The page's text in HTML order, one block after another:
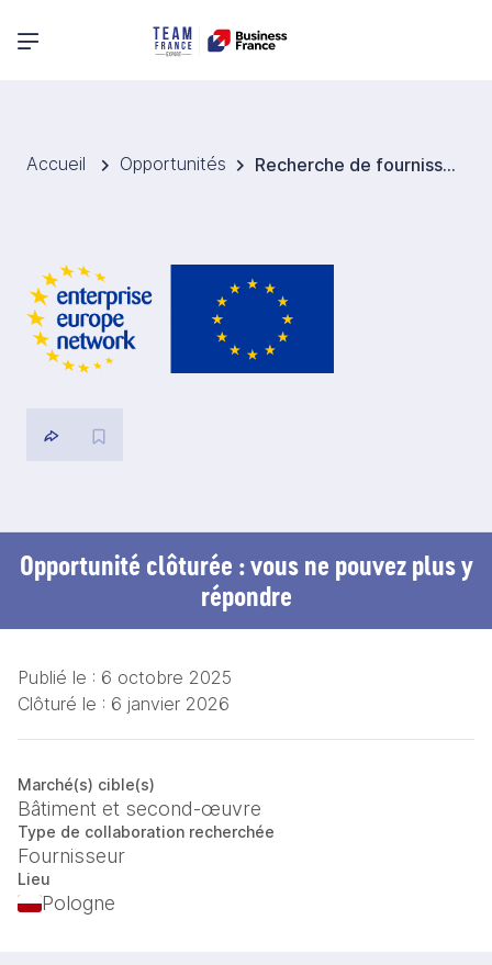
Menu principal
Accueil Opportunités Recherche de fournisseurs de solutions d’accès dissimulées et de systèmes de masquage pour la distribution en Pologne
Opportunité clôturée : vous ne pouvez plus y
répondre
Publié le : 6 octobre 2025
Clôturé le : 6 janvier 2026
Marché(s) cible(s)
Bâtiment et second-œuvre
Type de collaboration recherchée
Fournisseur
Lieu
Pologne